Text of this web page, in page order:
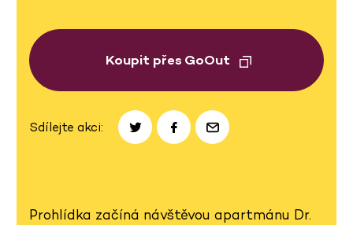
Koupit přes GoOut
Sdílejte akci:
Prohlídka začíná návštěvou apartmánu Dr.